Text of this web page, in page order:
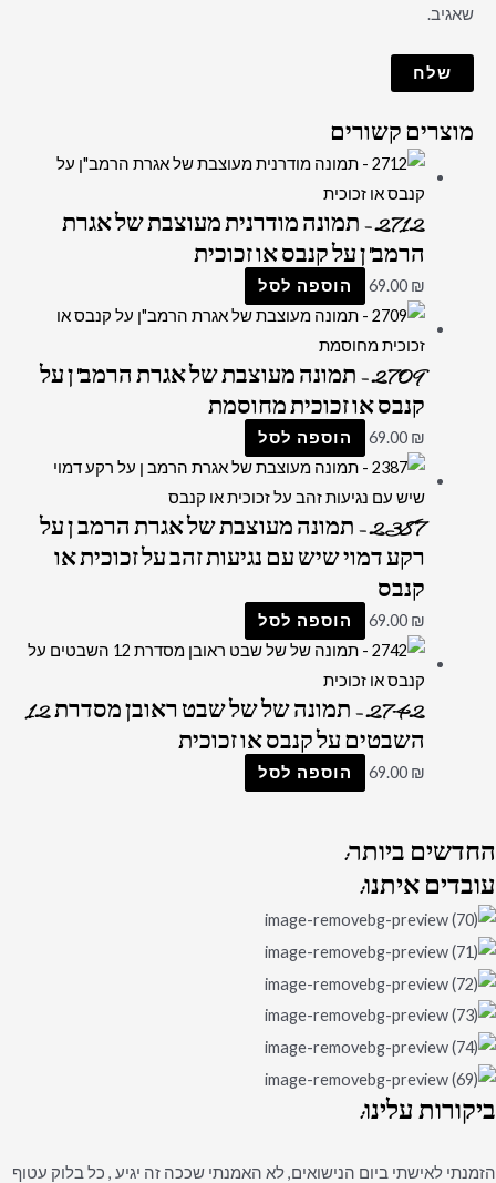
שאגיב.
מוצרים קשורים
2712 – תמונה מודרנית מעוצבת של אגרת
הרמב"ן על קנבס או זכוכית
69.00 ₪ הוספה לסל
2709 – תמונה מעוצבת של אגרת הרמב"ן על
קנבס או זכוכית מחוסמת
69.00 ₪ הוספה לסל
2387 – תמונה מעוצבת של אגרת הרמב ן על
רקע דמוי שיש עם נגיעות זהב על זכוכית או
קנבס
69.00 ₪ הוספה לסל
2742 – תמונה של של שבט ראובן מסדרת 12
השבטים על קנבס או זכוכית
69.00 ₪ הוספה לסל
החדשיםביותר:
עובדיםאיתנו:
ביקורותעלינו:
הזמנתי לאישתי ביום הנישואים, לא האמנתי שככה זה יגיע , כל בלוק עטוף